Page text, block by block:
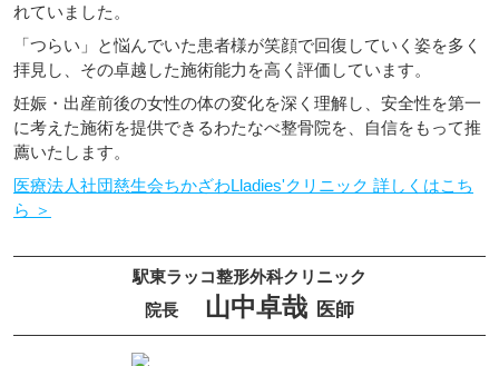
れていました。
「つらい」と悩んでいた患者様が笑顔で回復していく姿を多く
拝見し、その卓越した施術能力を高く評価しています。
妊娠・出産前後の女性の体の変化を深く理解し、安全性を第一
に考えた施術を提供できるわたなべ整骨院を、自信をもって推
薦いたします。
医療法人社団慈生会ちかざわLladies'クリニック 詳しくはこち
ら ＞
駅東ラッコ整形外科クリニック
院長
山中卓哉 医師